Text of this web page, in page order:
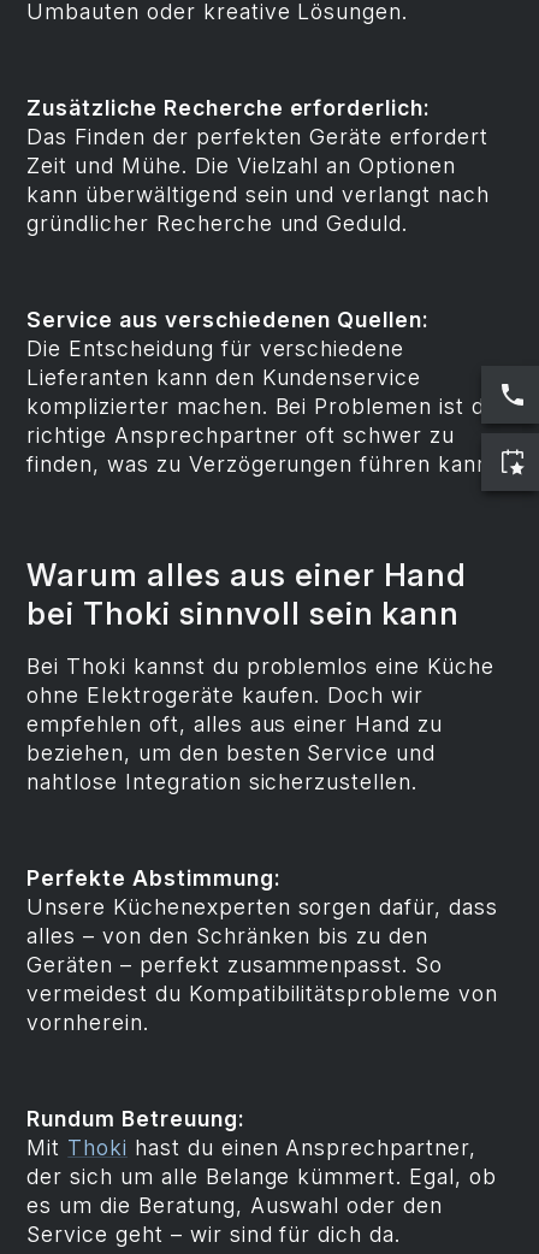
Umbauten oder kreative Lösungen.
Zusätzliche Recherche erforderlich:
Das Finden der perfekten Geräte erfordert
Zeit und Mühe. Die Vielzahl an Optionen
kann überwältigend sein und verlangt nach
gründlicher Recherche und Geduld.
Service aus verschiedenen Quellen:
Die Entscheidung für verschiedene
Lieferanten kann den Kundenservice
komplizierter machen. Bei Problemen ist der
richtige Ansprechpartner oft schwer zu
finden, was zu Verzögerungen führen kann.
Warum alles aus einer Hand
bei Thoki sinnvoll sein kann
Bei Thoki kannst du problemlos eine Küche
ohne Elektrogeräte kaufen. Doch wir
empfehlen oft, alles aus einer Hand zu
beziehen, um den besten Service und
nahtlose Integration sicherzustellen.
Perfekte Abstimmung:
Unsere Küchenexperten sorgen dafür, dass
alles – von den Schränken bis zu den
Geräten – perfekt zusammenpasst. So
vermeidest du Kompatibilitätsprobleme von
vornherein.
Rundum Betreuung:
Mit Thoki hast du einen Ansprechpartner,
der sich um alle Belange kümmert. Egal, ob
es um die Beratung, Auswahl oder den
Service geht – wir sind für dich da.